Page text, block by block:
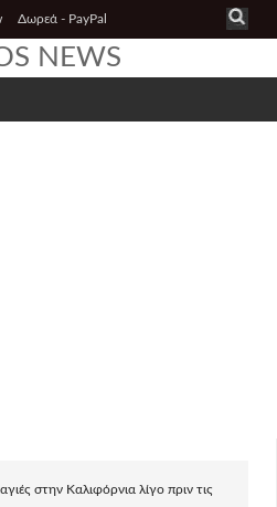
Δωρεά - PayPal
NEWS
στην Καλιφόρνια λίγο πριν τις